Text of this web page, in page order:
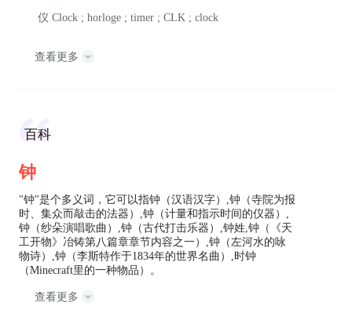
仪 Clock ; horloge ; timer ; CLK ; clock
查看更多
百科
钟
"钟"是个多义词，它可以指钟（汉语汉字）,钟（寺院为报
时、集众而敲击的法器）,钟（计量和指示时间的仪器）,
钟（纱朵演唱歌曲）,钟（古代打击乐器）,钟姓,钟（《天
工开物》冶铸第八篇章章节内容之一）,钟（左河水的咏
物诗）,钟（李斯特作于1834年的世界名曲）,时钟
（Minecraft里的一种物品）。
查看更多